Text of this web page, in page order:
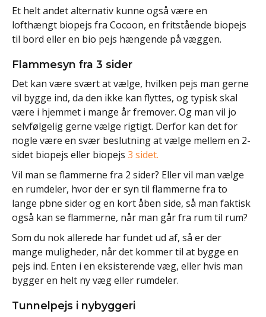
Et helt andet alternativ kunne også være en
lofthængt biopejs fra Cocoon, en fritstående biopejs
til bord eller en bio pejs hængende på væggen.
Flammesyn fra 3 sider
Det kan være svært at vælge, hvilken pejs man gerne
vil bygge ind, da den ikke kan flyttes, og typisk skal
være i hjemmet i mange år fremover. Og man vil jo
selvfølgelig gerne vælge rigtigt. Derfor kan det for
nogle være en svær beslutning at vælge mellem en 2-
sidet biopejs eller biopejs 3 sidet.
Vil man se flammerne fra 2 sider? Eller vil man vælge
en rumdeler, hvor der er syn til flammerne fra to
lange pbne sider og en kort åben side, så man faktisk
også kan se flammerne, når man går fra rum til rum?
Som du nok allerede har fundet ud af, så er der
mange muligheder, når det kommer til at bygge en
pejs ind. Enten i en eksisterende væg, eller hvis man
bygger en helt ny væg eller rumdeler.
Tunnelpejs i nybyggeri